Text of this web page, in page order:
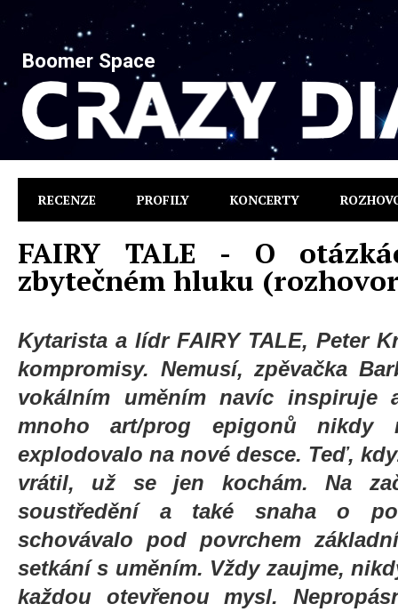
Boomer Space
RECENZE PROFILY KONCERTY
FAIRY TALE - O
zbytečném hluku
Kytarista a lídr FAIRY TALE, Peter
kompromisy. Nemusí, zpěvačka
vokálním uměním navíc inspiruje
mnoho art/prog epigonů nikdy
explodovalo na nové desce. Teď,
vrátil, už se jen kochám. Na
soustředění a také snaha o
schovávalo pod povrchem
setkání s uměním. Vždy zaujme,
každou otevřenou mysl.